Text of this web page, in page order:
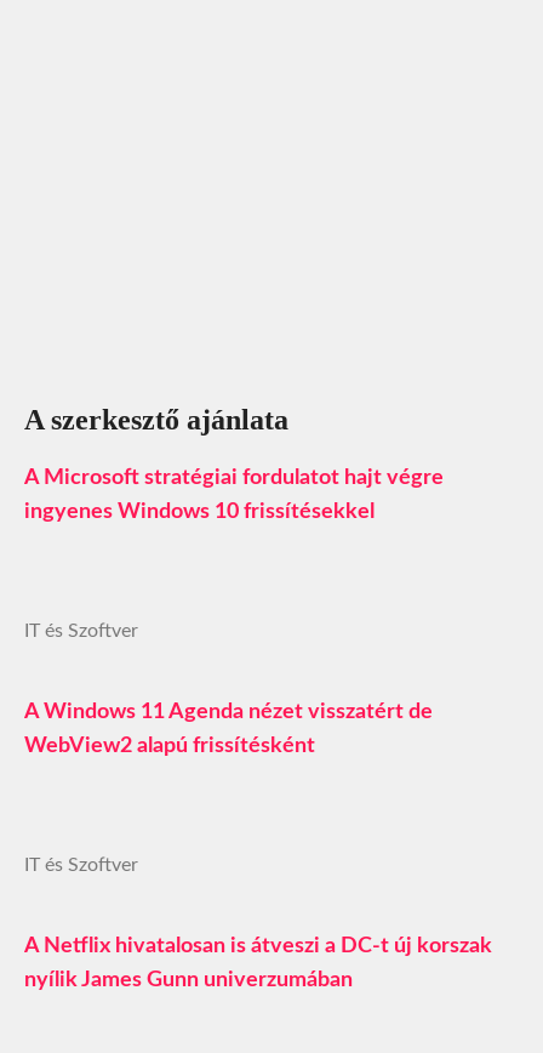
A szerkesztő ajánlata
A Microsoft stratégiai fordulatot hajt végre
ingyenes Windows 10 frissítésekkel
IT és Szoftver
A Windows 11 Agenda nézet visszatért de
WebView2 alapú frissítésként
IT és Szoftver
A Netflix hivatalosan is átveszi a DC-t új korszak
nyílik James Gunn univerzumában